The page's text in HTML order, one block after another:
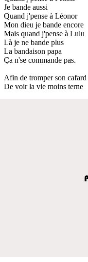
Je bande aussi
Quand j'pense à Léonor
Mon dieu je bande encore
Mais quand j'pense à Lulu
Là je ne bande plus
La bandaison papa
Ça n'se commande pas.
Afin de tromper son cafard
De voir la vie moins terne